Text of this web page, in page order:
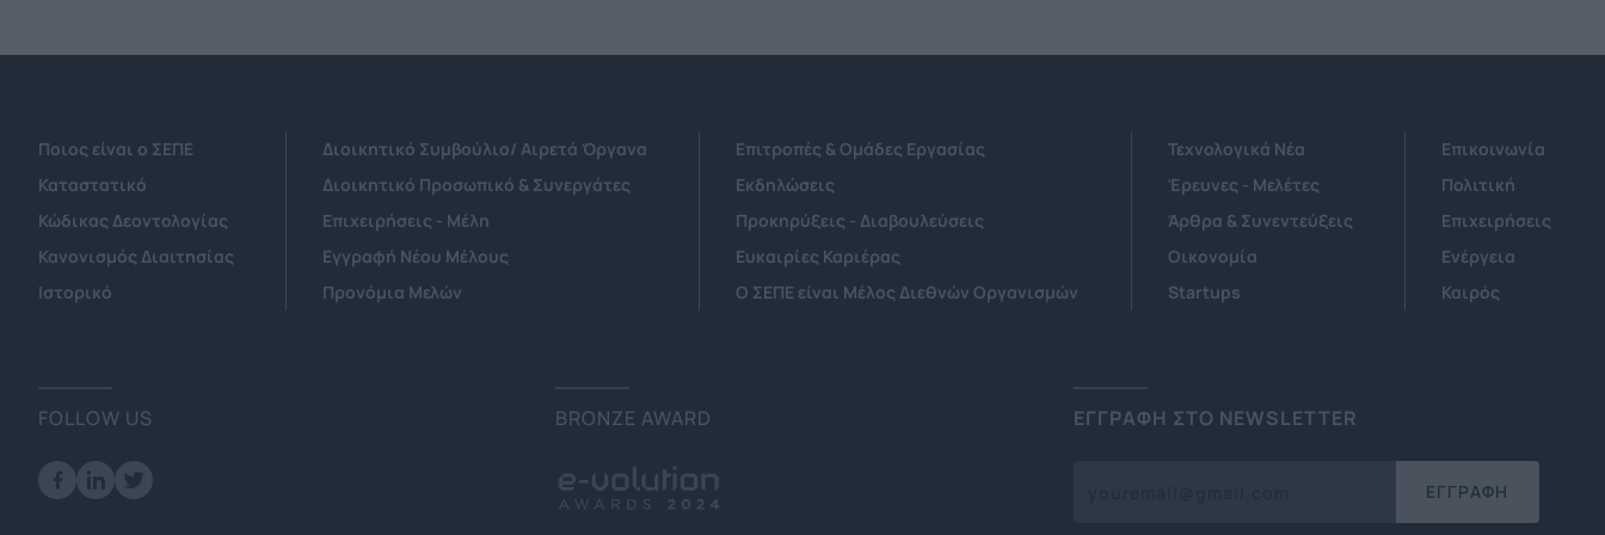
Ποιος είναι ο ΣΕΠΕ
Καταστατικό
Κώδικας Δεοντολογίας
Κανονισμός Διαιτησίας
Ιστορικό
Διοικητικό Συμβούλιο/ Αιρετά Όργανα
Διοικητικό Προσωπικό & Συνεργάτες
Επιχειρήσεις - Μέλη
Εγγραφή Νέου Μέλους
Προνόμια Μελών
Επιτροπές & Ομάδες Εργασίας
Εκδηλώσεις
Προκηρύξεις - Διαβουλεύσεις
Ευκαιρίες Καριέρας
Ο ΣΕΠΕ είναι Μέλος Διεθνών Οργανισμών
Τεχνολογικά Νέα
Έρευνες - Μελέτες
Άρθρα & Συνεντεύξεις
Οικονομία
Startups
Επικοινωνία
Πολιτική
Επιχειρήσεις
Ενέργεια
Καιρός
FOLLOW US BRONZE AWARD ΕΓΓΡΑΦΗ ΣΤΟ NEWSLETTER
ΕΓΓΡΑΦΗ